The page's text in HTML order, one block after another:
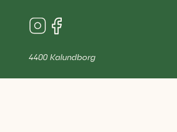
4400 Kalundborg